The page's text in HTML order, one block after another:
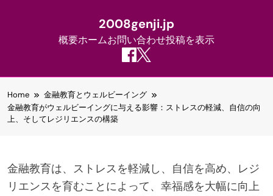
2008genji.jp
概要ホームお問い合わせ投稿を表示
to
content
Home
金融教育とウェルビーイング
金融教育がウェルビーイングに与える影響：ストレスの軽減、自信の向
上、そしてレジリエンスの構築
金融教育は、ストレスを軽減し、自信を高め、レジ
リエンスを育むことによって、幸福感を大幅に向上